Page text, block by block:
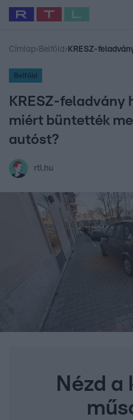
Legfrissebb RTL Híradó
Babits Marcella
Címlap› Belföld ›
Belföld
KRESZ-feladvány
miért büntették
autóst?
rtl.hu
Nézd a